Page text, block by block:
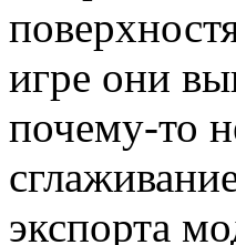
игре они
почему-то
экспорта